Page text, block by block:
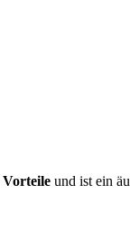
Vorteile und ist ein